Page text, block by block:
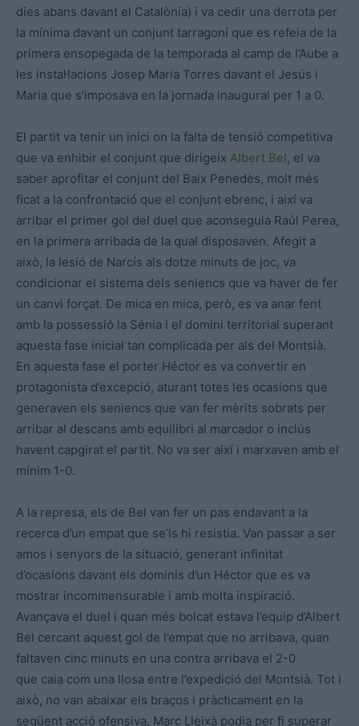
dies abans davant el Catalònia) i va cedir una derrota per
la mínima davant un conjunt tarragoní que es refeia de la
primera ensopegada de la temporada al camp de l’Aube a
les instal·lacions Josep Maria Torres davant el Jesús i
Maria que s’imposava en la jornada inaugural per 1 a 0.
El partit va tenir un inici on la falta de tensió competitiva
que va enhibir el conjunt que dirigeix Albert Bel, el va
saber aprofitar el conjunt del Baix Penedès, molt més
ficat a la confrontació que el conjunt ebrenc, i així va
arribar el primer gol del duel que aconseguia Raúl Perea,
en la primera arribada de la qual disposaven. Afegit a
això, la lesió de Narcís als dotze minuts de joc, va
condicionar el sistema dels seniencs que va haver de fer
un canvi forçat. De mica en mica, però, es va anar fent
amb la possessió la Sénia i el domini territorial superant
aquesta fase inicial tan complicada per als del Montsià.
En aquesta fase el porter Héctor es va convertir en
protagonista d’excepció, aturant totes les ocasions que
generaven els seniencs que van fer mèrits sobrats per
arribar al descans amb equilibri al marcador o inclús
havent capgirat el partit. No va ser així i marxaven amb el
mínim 1-0.
A la represa, els de Bel van fer un pas endavant a la
recerca d’un empat que se’ls hi resistia. Van passar a ser
amos i senyors de la situació, generant infinitat
d’ocasions davant els dominis d’un Héctor que es va
mostrar incommensurable i amb molta inspiració.
Avançava el duel i quan més bolcat estava l’equip d’Albert
Bel cercant aquest gol de l’empat que no arribava, quan
faltaven cinc minuts en una contra arribava el 2-0
que caia com una llosa entre l’expedició del Montsià. Tot i
això, no van abaixar els braços i pràcticament en la
següent acció ofensiva, Marc Lleixà podia per fi superar